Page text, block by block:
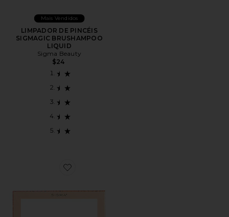
Mais Vendidos
LIMPADOR DE PINCÉIS
SIGMAGIC BRUSHAMPOO
LIQUID
Sigma Beauty
$24
Favorite PALETA DE SOMBRAS COR-DE-ROSA